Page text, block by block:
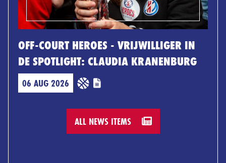
OFF-COURT HEROES - VRIJWILLIGER IN
DE SPOTLIGHT: CLAUDIA KRANENBURG
06 AUG 2026
ALL NEWS ITEMS